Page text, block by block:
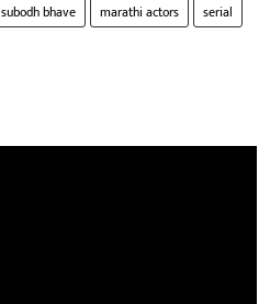
subodh bhave marathi actors
serial